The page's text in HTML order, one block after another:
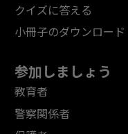
クイズに答える
小冊子のダウンロード
参加しましょう
教育者
警察関係者